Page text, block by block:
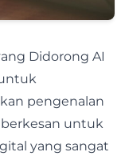
Didorong AI
pengenalan
untuk
yang sangat